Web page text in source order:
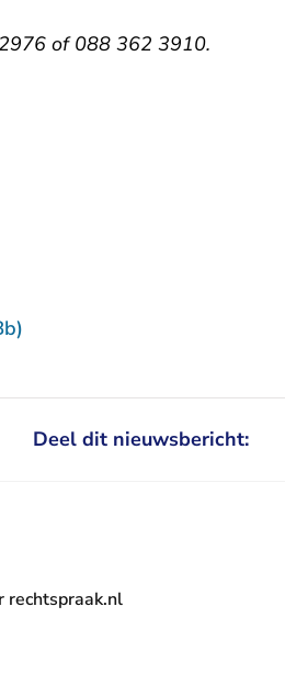
of 088 362 3910.
Deel dit nieuwsbericht:
rechtspraak.nl